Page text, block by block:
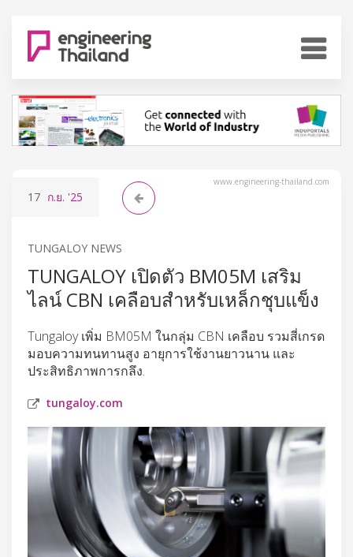
www.engineering-thailand.com
17 ก.ย. '25
TUNGALOY NEWS
TUNGALOY เปิดตัว BM05M เสริม
ไลน์ CBN เคลือบสำหรับเหล็กชุบแข็ง
Tungaloy เพิ่ม BM05M ในกลุ่ม CBN เคลือบ รวมสี่เกรด
มอบความทนทานสูง อายุการใช้งานยาวนาน และ
ประสิทธิภาพการกลึง.
tungaloy.com